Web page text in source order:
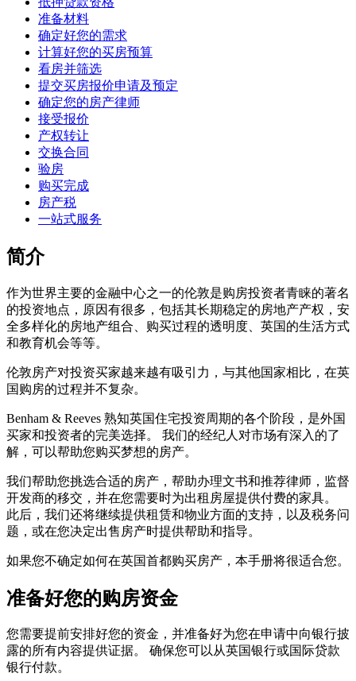
准备材料
确定好您的需求
计算好您的买房预算
看房并筛选
提交买房报价申请及预定
确定您的房产律师
接受报价
产权转让
交换合同
验房
购买完成
房产税
一站式服务
简介
作为世界主要的金融中心之一的伦敦是购房投资者青睐的著名
的投资地点，原因有很多，包括其长期稳定的房地产产权，安
全多样化的房地产组合、购买过程的透明度、英国的生活方式
和教育机会等等。
伦敦房产对投资买家越来越有吸引力，与其他国家相比，在英
国购房的过程并不复杂。
Benham & Reeves 熟知英国住宅投资周期的各个阶段，是外国
买家和投资者的完美选择。 我们的经纪人对市场有深入的了
解，可以帮助您购买梦想的房产。
我们帮助您挑选合适的房产，帮助办理文书和推荐律师，监督
开发商的移交，并在您需要时为出租房屋提供付费的家具。
此后，我们还将继续提供租赁和物业方面的支持，以及税务问
题，或在您决定出售房产时提供帮助和指导。
如果您不确定如何在英国首都购买房产，本手册将很适合您。
准备好您的购房资金
您需要提前安排好您的资金，并准备好为您在申请中向银行披
露的所有内容提供证据。 确保您可以从英国银行或国际贷款
银行付款。